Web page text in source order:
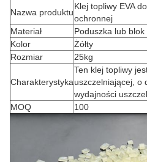
Nazwa produktu
Klej topliwy EVA
ochronnej
Materiał
Poduszka lub blok
Kolor
Żółty
Rozmiar
25kg
Charakterystyka
Ten klej topliwy
uszczelniającej, o
wydajności
MOQ
100